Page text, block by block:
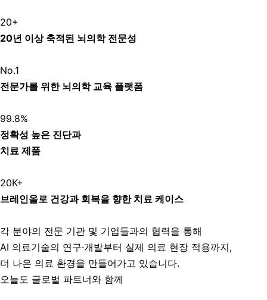
20+
20년 이상 축적된 뇌의학 전문성
No.1
전문가를 위한 뇌의학 교육 플랫폼
99.8%
정확성 높은 진단과
치료 제품
20K+
브레인올로 건강과 회복을 향한 치료 케이스
각 분야의 전문 기관 및 기업들과의 협력을 통해
AI 의료기술의 연구·개발부터 실제 의료 현장 적용까지,
더 나은 의료 환경을 만들어가고 있습니다.
오늘도 글로벌 파트너와 함께